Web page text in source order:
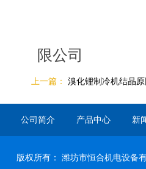
限公司
上一篇： 溴化锂制冷机结晶
公司简介 产品中心 新
版权所有： 潍坊市恒合机电设